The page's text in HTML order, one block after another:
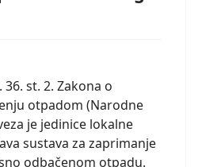
st. 2. Zakona o
otpadom (Narodne
je jedinice lokalne
sustava za zaprimanje
odbačenom otpadu.